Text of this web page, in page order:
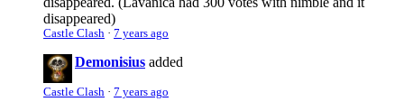
disappeared)
Castle Clash · 7 years ago
Demonisius added
Castle Clash · 7 years ago